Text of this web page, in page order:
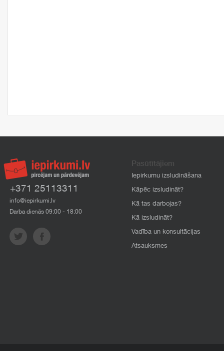
+371 25113311
info@iepirkumi.lv
Darba dienās 09:00 - 18:00
Pasūtītājiem
Iepirkumu izsludināšana
Kāpēc izsludināt?
Kā tas darbojas?
Kā izsludināt?
Vadība un konsultācijas
Atsauksmes